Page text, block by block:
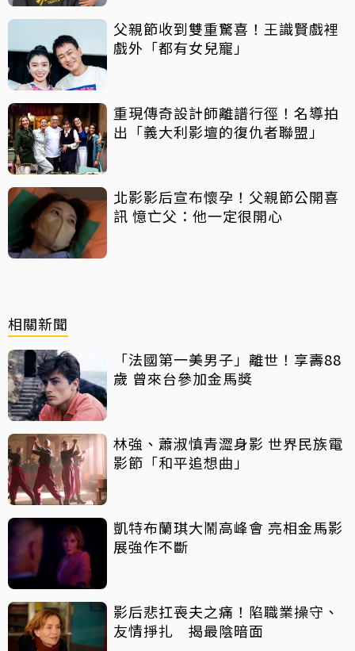
父親節收到雙重驚喜！王識賢戲裡
戲外「都有女兒寵」
重現傳奇設計師離譜行徑！名導拍
出「義大利影壇的復仇者聯盟」
北影影后宣布懷孕！父親節公開喜
訊 憶亡父：他一定很開心
相關新聞
「法國第一美男子」離世！享壽88
歲 曾來台參加金馬獎
林強、蕭淑慎青澀身影 世界民族電
影節「和平追想曲」
凱特布蘭琪大鬧高峰會 亮相金馬影
展強作不斷
影后悲扛喪夫之痛！陷職業操守、
友情掙扎 揭最陰暗面